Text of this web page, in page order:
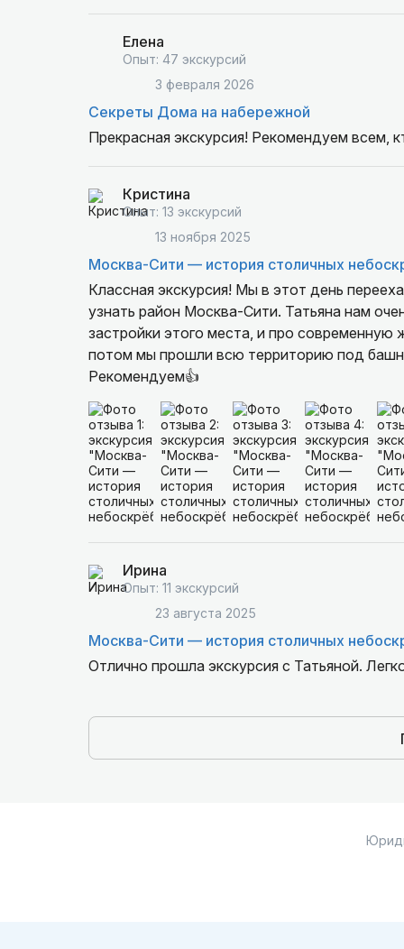
Елена
Опыт: 47 экскурсий
3 февраля 2026
Секреты Дома на набережной
Прекрасная экскурсия! Рекомендуем всем,
Кристина
Опыт: 13 экскурсий
13 ноября 2025
Москва-Сити — история столичных
Классная экскурсия! Мы в этот день
узнать район Москва-Сити. Татьяна нам
застройки этого места, и про современную
потом мы прошли всю территорию под
Рекомендуем👍
Ирина
Опыт: 11 экскурсий
23 августа 2025
Москва-Сити — история столичных
Отлично прошла экскурсия с Татьяной.